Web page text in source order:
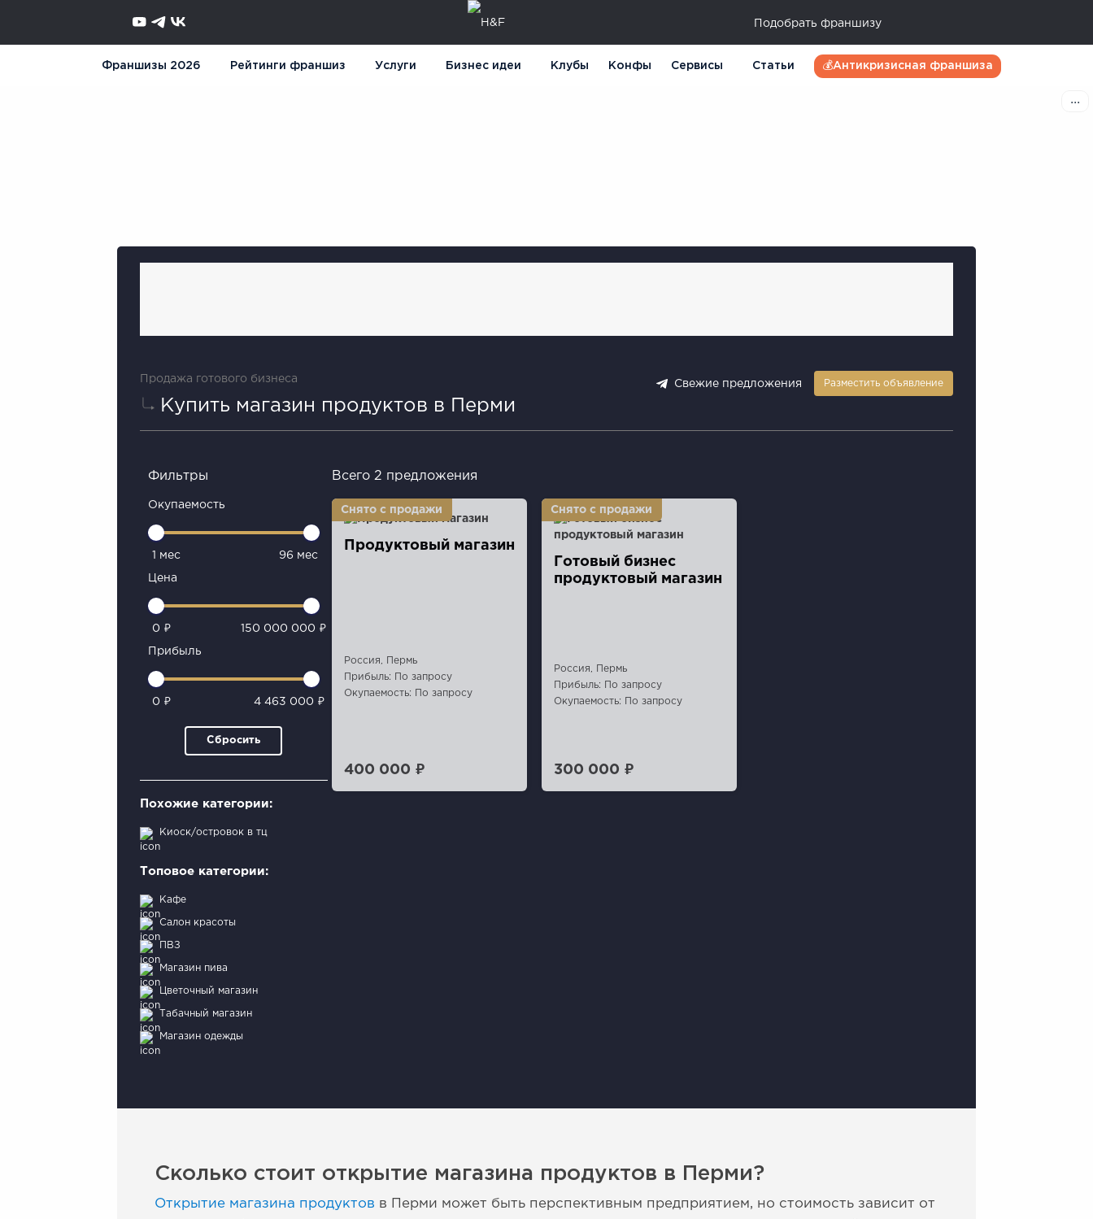
Подобрать франшизу
Франшизы 2026 Рейтинги франшиз Услуги Бизнес идеи Клубы Конфы Сервисы Статьи 💰Антикризисная франшиза
Продажа готового бизнеса
Купить магазин продуктов в Перми
Свежие предложения Разместить объявление
Фильтры
Окупаемость
1 мес 96 мес
Цена
0 ₽ 150 000 000 ₽
Прибыль
0 ₽ 4 463 000 ₽
Сбросить
Похожие категории:
Киоск/островок в тц
Топовое категории:
Кафе
Салон красоты
ПВЗ
Магазин пива
Цветочный магазин
Табачный магазин
Магазин одежды
Всего 2 предложения
Продуктовый магазин
Россия, Пермь
Прибыль: По запросу
Окупаемость: По запросу
400 000 ₽
Готовый бизнес
продуктовый магазин
Россия, Пермь
Прибыль: По запросу
Окупаемость: По запросу
300 000 ₽
Сколько стоит открытие магазина продуктов в Перми?
Открытие магазина продуктов в Перми может быть перспективным предприятием, но стоимость зависит от